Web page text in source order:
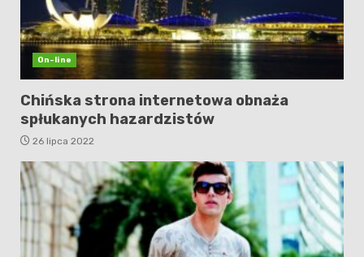
On-line
Chińska strona internetowa obnaża
spłukanych hazardzistów
26 lipca 2022